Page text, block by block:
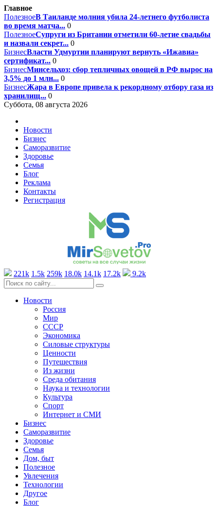
Главное
ПолезноеВ Таиланде молния убила 24-летнего футболиста
во время матча... 0
ПолезноеСупруги из Британии отметили 60-летие свадьбы
и назвали секрет... 0
БизнесВласти Удмуртии планируют вернуть «Ижавиа»
сертификат... 0
БизнесМинсельхоз: сбор тепличных овощей в РФ вырос на
3,5% до 1 млн... 0
БизнесЖара в Европе привела к рекордному отбору газа из
хранилищ... 0
Суббота, 08 августа 2026
Новости
Бизнес
Саморазвитие
Здоровье
Семья
Блог
Реклама
Контакты
Регистрация
221k 1.5k 259k 18.0k 14.1k 17.2k 9.2k
Новости
Россия
Мир
СССР
Экономика
Силовые структуры
Ценности
Путешествия
Из жизни
Среда обитания
Наука и технологии
Культура
Спорт
Интернет и СМИ
Бизнес
Саморазвитие
Здоровье
Семья
Дом, быт
Полезное
Увлечения
Технологии
Другое
Блог